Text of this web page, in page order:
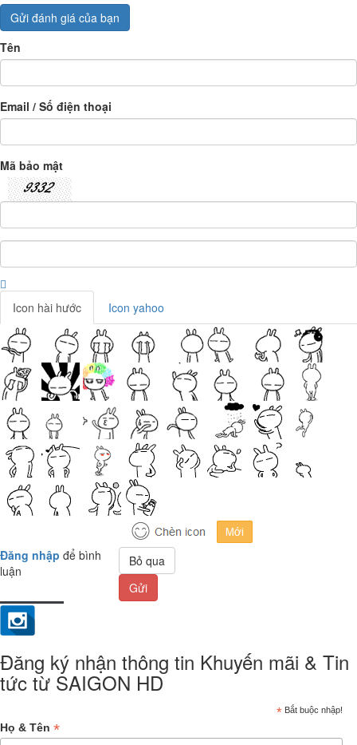
Gửi đánh giá của bạn
Tên
Email / Số điện thoại
Mã bảo mật
Icon hài hước Icon yahoo
Đăng nhập để bình
luận
Bỏ qua
Gửi
Đăng ký nhận thông tin Khuyến mãi & Tin
tức từ SAIGON HD
* Bắt buộc nhập!
Họ & Tên *